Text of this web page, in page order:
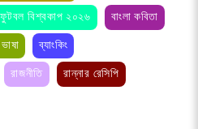
ফুটবল বিশ্বকাপ ২০২৬
বাংলা কবিতা
ব্যাংকিং
রাজনীতি
রান্নার রেসিপি